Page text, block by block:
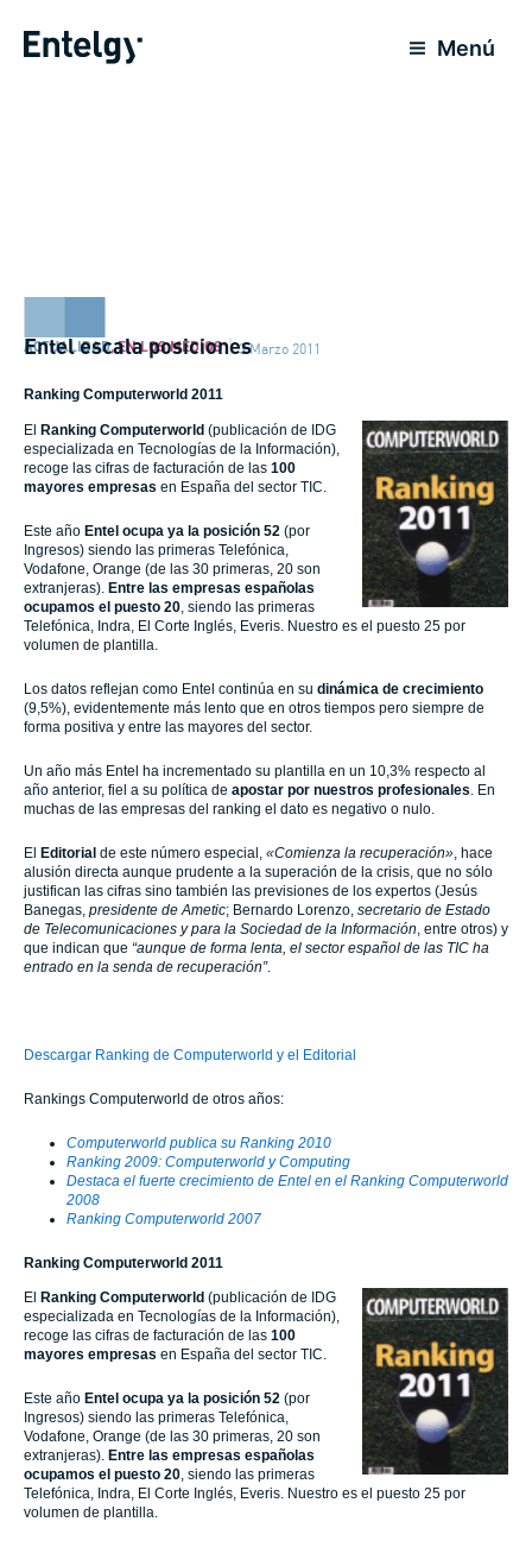
Menú
ACTUALIDAD,EN LOS MEDIOS 3 Marzo 2011
Entel escala posiciones
Ranking Computerworld 2011
El Ranking Computerworld (publicación de IDG
especializada en Tecnologías de la Información),
recoge las cifras de facturación de las 100
mayores empresas en España del sector TIC.
Este año Entel ocupa ya la posición 52 (por
Ingresos) siendo las primeras Telefónica,
Vodafone, Orange (de las 30 primeras, 20 son
extranjeras). Entre las empresas españolas
ocupamos el puesto 20 , siendo las primeras
Telefónica, Indra, El Corte Inglés, Everis. Nuestro es el puesto 25 por
volumen de plantilla.
Los datos reflejan como Entel continúa en su dinámica de crecimiento
(9,5%), evidentemente más lento que en otros tiempos pero siempre de
forma positiva y entre las mayores del sector.
Un año más Entel ha incrementado su plantilla en un 10,3% respecto al
año anterior, fiel a su política de apostar por nuestros profesionales . En
muchas de las empresas del ranking el dato es negativo o nulo.
El Editorial de este número especial, «Comienza la recuperación» , hace
alusión directa aunque prudente a la superación de la crisis, que no sólo
justifican las cifras sino también las previsiones de los expertos (Jesús
Banegas, presidente de Ametic; Bernardo Lorenzo, secretario de Estado
de Telecomunicaciones y para la Sociedad de la Información , entre otros) y
que indican que “aunque de forma lenta, el sector español de las TIC ha
entrado en la senda de recuperación”.
Descargar Ranking de Computerworld y el Editorial
Rankings Computerworld de otros años:
Computerworld publica su Ranking 2010
Ranking 2009: Computerworld y Computing
Destaca el fuerte crecimiento de Entel en el Ranking Computerworld
2008
Ranking Computerworld 2007
Ranking Computerworld 2011
El Ranking Computerworld (publicación de IDG
especializada en Tecnologías de la Información),
recoge las cifras de facturación de las 100
mayores empresas en España del sector TIC.
Este año Entel ocupa ya la posición 52 (por
Ingresos) siendo las primeras Telefónica,
Vodafone, Orange (de las 30 primeras, 20 son
extranjeras). Entre las empresas españolas
ocupamos el puesto 20, siendo las primeras
Telefónica, Indra, El Corte Inglés, Everis. Nuestro es el puesto 25 por
volumen de plantilla.